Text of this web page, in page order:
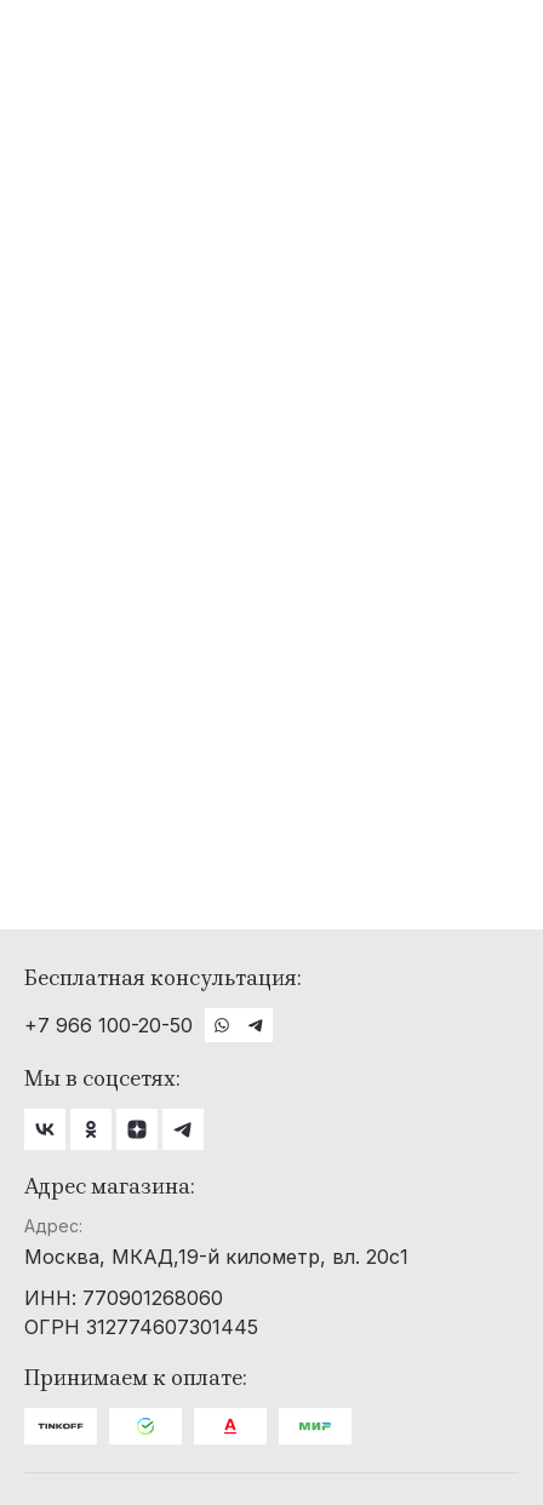
Бесплатная консультация:
+7 966 100-20-50
Мы в соцсетях:
Адрес магазина:
Адрес:
Москва, МКАД,19-й километр, вл. 20с1
ИНН: 770901268060
ОГРН 312774607301445
Принимаем к оплате: